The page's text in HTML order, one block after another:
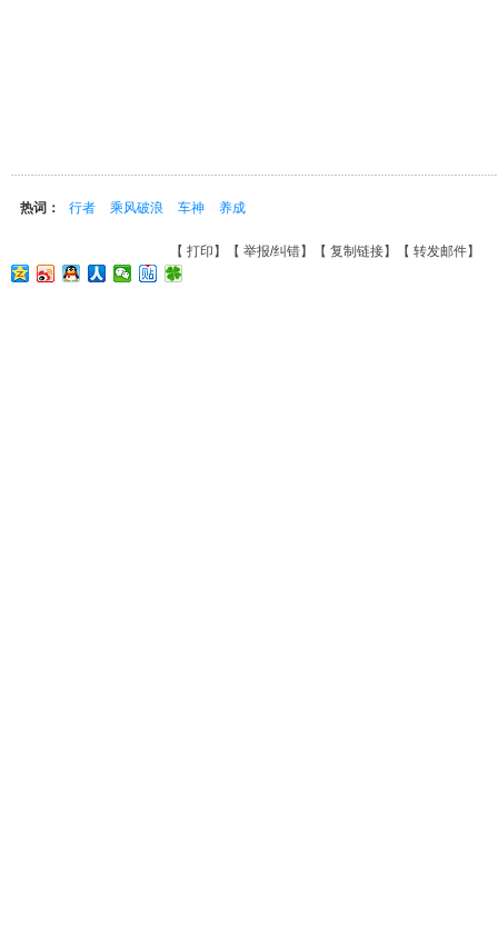
热词： 行者 乘风破浪 车神 养成
【 打印 】【 举报/纠错】【 复制链接】【 转发邮件】